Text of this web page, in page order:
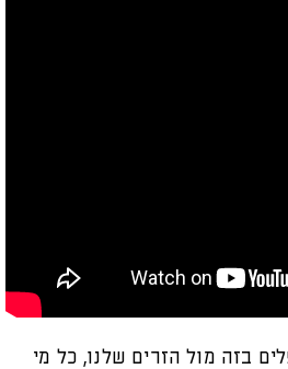
בזה מול הזרים שלנו, כל מי